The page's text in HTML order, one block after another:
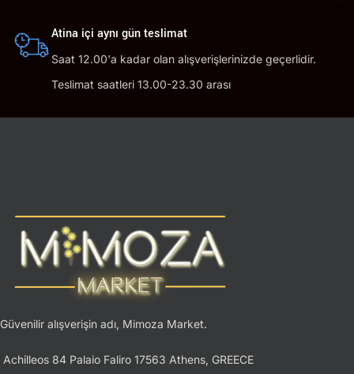
Atina içi aynı gün teslimat
Saat 12.00'a kadar olan alışverişlerinizde geçerlidir.
Teslimat saatleri 13.00-23.30 arası
Güvenilir alışverişin adı, Mimoza Market.
Achilleos 84 Palaio Faliro 17563 Athens, GREECE